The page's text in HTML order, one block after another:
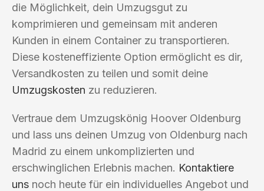
die Möglichkeit, dein Umzugsgut zu
komprimieren und gemeinsam mit anderen
Kunden in einem Container zu transportieren.
Diese kosteneffiziente Option ermöglicht es dir,
Versandkosten zu teilen und somit deine
Umzugskosten zu reduzieren.
Vertraue dem Umzugskönig Hoover Oldenburg
und lass uns deinen Umzug von Oldenburg nach
Madrid zu einem unkomplizierten und
erschwinglichen Erlebnis machen. Kontaktiere
uns noch heute für ein individuelles Angebot und